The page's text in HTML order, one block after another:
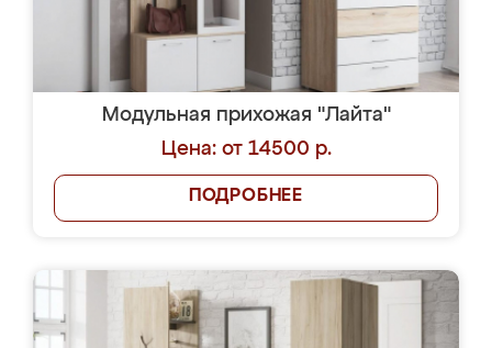
Модульная прихожая "Лайта"
Цена: от 14500 р.
ПОДРОБНЕЕ